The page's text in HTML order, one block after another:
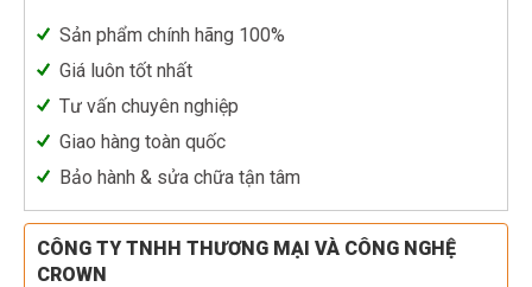
Sản phẩm chính hãng 100%
Giá luôn tốt nhất
Tư vấn chuyên nghiệp
Giao hàng toàn quốc
Bảo hành & sửa chữa tận tâm
CÔNG TY TNHH THƯƠNG MẠI VÀ CÔNG NGHỆ
CROWN